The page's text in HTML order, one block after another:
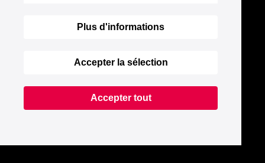
Plus d'informations
Accepter la sélection
Accepter tout